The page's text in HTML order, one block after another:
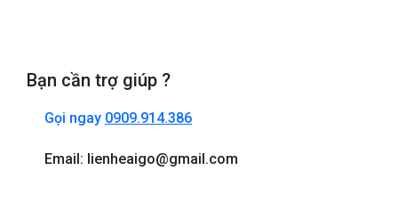
Bạn cần trợ giúp ?
Gọi ngay 0909.914.386
Email: lienheaigo@gmail.com